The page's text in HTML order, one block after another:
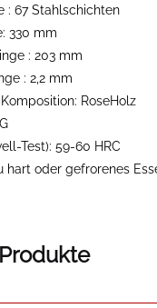
: 67 Stahlschichten
330 mm
: 203 mm
: 2,2 mm
Komposition: RoseHolz
Test): 59-60 HRC
hart oder gefrorenes